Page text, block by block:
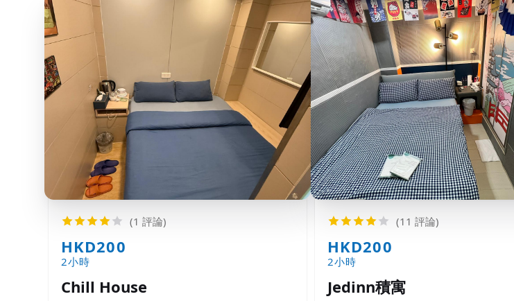
(1 評論)
HKD200
2小時
Chill House
(11 評論)
HKD200
2小時
Jedinn積寓